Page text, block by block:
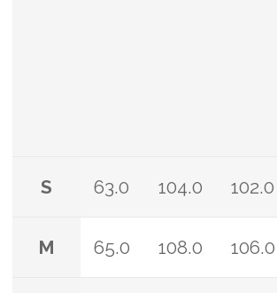
S 63.0 104.0 102.0
M 65.0 108.0 106.0